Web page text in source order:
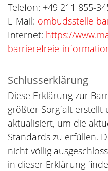
Telefon: +49 211 855-
E-Mail: ombudsstelle-
Internet: https://
barrierefreie-
Schlusserklärung
Diese Erklärung zur
größter Sorgfalt erstellt
aktualisiert, um die
Standards zu erfüllen.
nicht völlig
in dieser Erklärung